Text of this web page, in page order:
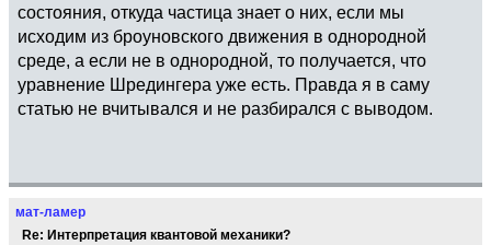
состояния, откуда частица знает о них, если мы
исходим из броуновского движения в однородной
среде, а если не в однородной, то получается, что
уравнение Шредингера уже есть. Правда я в саму
статью не вчитывался и не разбирался с выводом.
мат-ламер
Re: Интерпретация квантовой механики?